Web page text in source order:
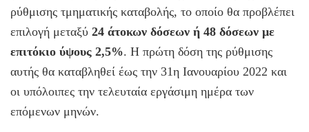
ρύθμισης τμηματικής καταβολής, το οποίο θα προβλέπει
επιλογή μεταξύ 24 άτοκων δόσεων ή 48 δόσεων με
επιτόκιο ύψους 2,5%. Η πρώτη δόση της ρύθμισης
αυτής θα καταβληθεί έως την 31η Ιανουαρίου 2022 και
οι υπόλοιπες την τελευταία εργάσιμη ημέρα των
επόμενων μηνών.